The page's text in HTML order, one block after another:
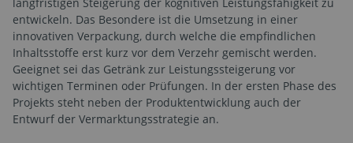
entwickeln. Das Besondere ist die Umsetzung in einer
innovativen Verpackung, durch welche die empfindlichen
Inhaltsstoffe erst kurz vor dem Verzehr gemischt werden.
Geeignet sei das Getränk zur Leistungssteigerung vor
wichtigen Terminen oder Prüfungen. In der ersten Phase des
Projekts steht neben der Produktentwicklung auch der
Entwurf der Vermarktungsstrategie an.